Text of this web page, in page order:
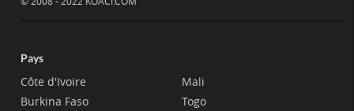
Pays
Côte d'Ivoire
Burkina Faso
Mali
Togo